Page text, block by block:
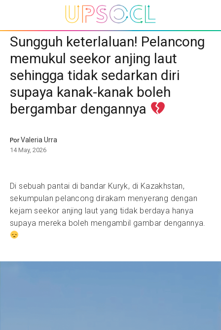
Sungguh keterlaluan! Pelancong
memukul seekor anjing laut
sehingga tidak sedarkan diri
supaya kanak-kanak boleh
bergambar dengannya
PorValeria Urra
14 May, 2026
Di sebuah pantai di bandar Kuryk, di Kazakhstan,
sekumpulan pelancong dirakam menyerang dengan
kejam seekor anjing laut yang tidak berdaya hanya
supaya mereka boleh mengambil gambar dengannya.